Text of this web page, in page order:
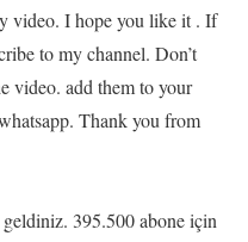
video. I hope you like it . If
to my channel. Don’t
video. add them to your
Thank you from
395.500 abone için